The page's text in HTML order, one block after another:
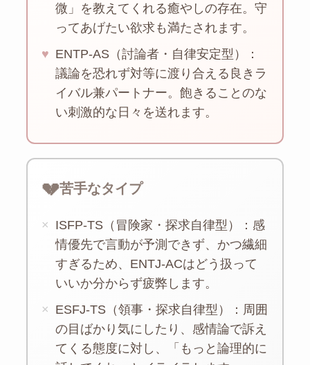
微」を教えてくれる癒やしの存在。守
ってあげたい欲求も満たされます。
♥ ENTP-AS（討論者・自律安定型）：
議論を恐れず対等に渡り合える良きラ
イバル兼パートナー。飽きることのな
い刺激的な日々を送れます。
💔苦手なタイプ
× ISFP-TS（冒険家・探求自律型）：感
情優先で言動が予測できず、かつ繊細
すぎるため、ENTJ-ACはどう扱って
いいか分からず疲弊します。
× ESFJ-TS（領事・探求自律型）：周囲
の目ばかり気にしたり、感情論で訴え
てくる態度に対し、「もっと論理的に